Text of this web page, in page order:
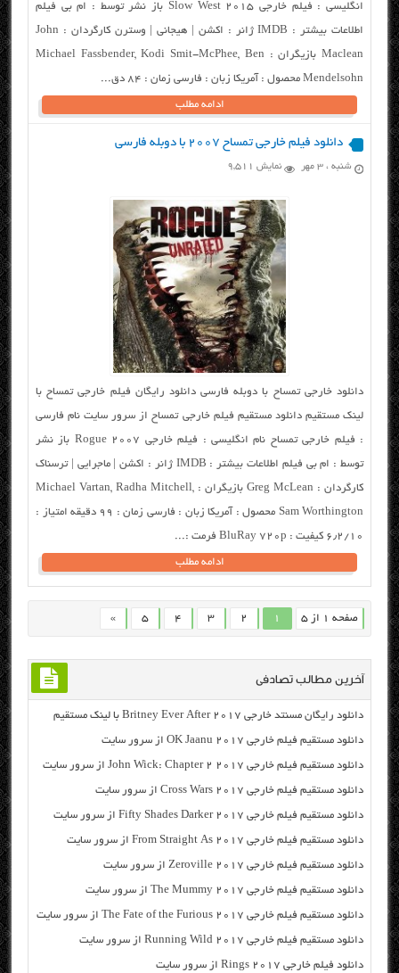
انگلیسی : فیلم خارجی Slow West 2015 باز نشر توسط : ام بی فیلم
اطلاعات بیشتر : IMDB ژانر : اکشن | هیجانی | وسترن کارگردان : John
Maclean بازیگران : Michael Fassbender, Kodi Smit-McPhee, Ben
Mendelsohn محصول : آمریکا زبان : فارسی زمان : ۸۴ دق...
ادامه مطلب
دانلود فیلم خارجی تمساح ۲۰۰۷ با دوبله فارسی
شنبه ، ۳ مهر نمایش 9,511
دانلود خارجی تمساح با دوبله فارسی دانلود رایگان فیلم خارجی تمساح با
لینک مستقیم دانلود مستقیم فیلم خارجی تمساح از سرور سایت نام فارسی
: فیلم خارجی تمساح نام انگلیسی : فیلم خارجی Rogue 2007 باز نشر
توسط : ام بی فیلم اطلاعات بیشتر : IMDB ژانر : اکشن | ماجرایی | ترسناک
کارگردان : Greg McLean بازیگران : Michael Vartan, Radha Mitchell,
Sam Worthington محصول : آمریکا زبان : فارسی زمان : ۹۹ دقیقه امتیاز :
۶٫۲/۱۰ کیفیت : BluRay 720p فرمت :...
ادامه مطلب
صفحه 1 از 5 1
2
3
4
5
»
آخرین مطالب تصادفی
دانلود رایگان مسنتد خارجی Britney Ever After 2017 با لینک مستقیم
دانلود مستقیم فیلم خارجی OK Jaanu 2017 از سرور سایت
دانلود مستقیم فیلم خارجی John Wick: Chapter 2 2017 از سرور سایت
دانلود مستقیم فیلم خارجی Cross Wars 2017 از سرور سایت
دانلود مستقیم فیلم خارجی Fifty Shades Darker 2017 از سرور سایت
دانلود مستقیم فیلم خارجی From Straight As 2017 از سرور سایت
دانلود مستقیم فیلم خارجی Zeroville 2017 از سرور سایت
دانلود مستقیم فیلم خارجی The Mummy 2017 از سرور سایت
دانلود مستقیم فیلم خارجی The Fate of the Furious 2017 از سرور سایت
دانلود مستقیم فیلم خارجی Running Wild 2017 از سرور سایت
دانلود فیلم خارجی Rings 2017 از سرور سایت